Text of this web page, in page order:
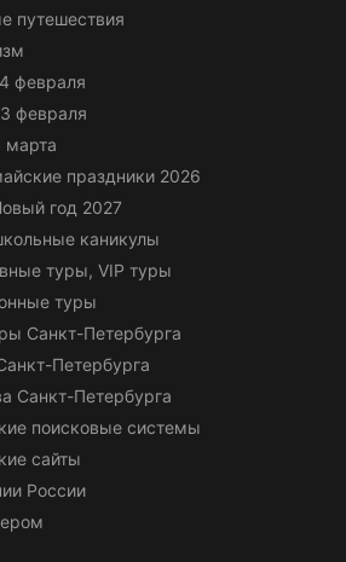
путешествия
февраля
февраля
марта
праздники 2026
год 2027
каникулы
туры, VIP туры
туры
Санкт-Петербурга
Петербурга
Санкт-Петербурга
поисковые системы
сайты
России